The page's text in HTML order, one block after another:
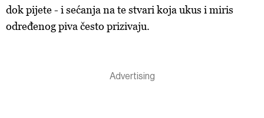
dok pijete - i sećanja na te stvari koja ukus i miris
određenog piva često prizivaju.